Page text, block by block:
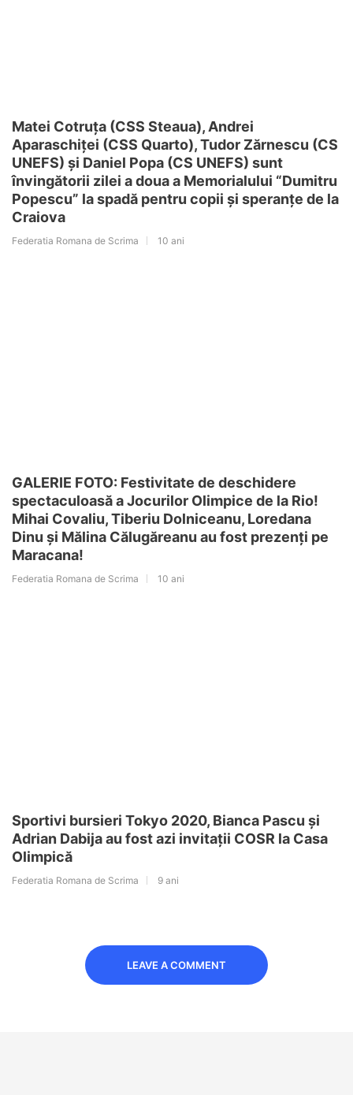
Matei Cotruța (CSS Steaua), Andrei
Aparaschiței (CSS Quarto), Tudor Zărnescu (CS
UNEFS) și Daniel Popa (CS UNEFS) sunt
învingătorii zilei a doua a Memorialului “Dumitru
Popescu” la spadă pentru copii și speranțe de la
Craiova
Federatia Romana de Scrima 10 ani
GALERIE FOTO: Festivitate de deschidere
spectaculoasă a Jocurilor Olimpice de la Rio!
Mihai Covaliu, Tiberiu Dolniceanu, Loredana
Dinu și Mălina Călugăreanu au fost prezenți pe
Maracana!
Federatia Romana de Scrima 10 ani
Sportivi bursieri Tokyo 2020, Bianca Pascu și
Adrian Dabija au fost azi invitații COSR la Casa
Olimpică
Federatia Romana de Scrima 9 ani
LEAVE A COMMENT